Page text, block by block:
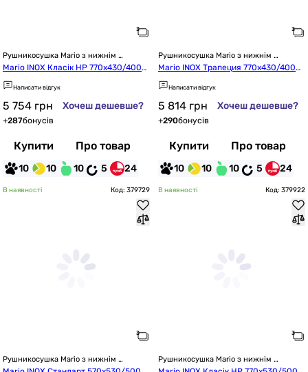
Рушникосушка Mario з нижнім
підключенням
Mario INOX Класік HP 770x430/400
(1.8.044570.P)
Написати відгук
5 754 грн Хочеш дешевше?
+287бонусів
Купити Про товар
10 10 10 5 24
Рушникосушка Mario з нижнім
підключенням
Mario INOX Трапеция 770x430/400
(1.8.044618.P)
Написати відгук
5 814 грн Хочеш дешевше?
+290бонусів
Купити Про товар
10 10 10 5 24
В наявності Код: 379729
Рушникосушка Mario з нижнім
В наявності Код: 379922
Рушникосушка Mario з нижнім